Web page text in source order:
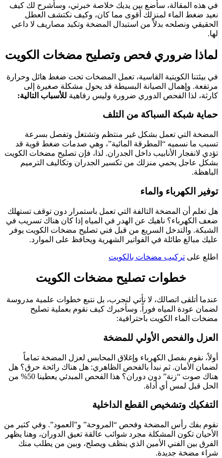
في هذه المقالة، سأضع بين يديك خلاصة خبرتي، وسأشرح لك كيف
نعيد ضغط الماء لمنزلك أقوى مما كان، وكيف نكتشف العطل
الحقيقي ونصلحه بدلاً من استبدال المضخة وتكبد مصاريف لا داعي
لها.
لماذا ضروري فحص وتصليح مضخات الكويت
في بيئتنا الكويتية القاسية، تعمل المضخات تحت ضغط هائل وحرارة
مرتفعة. وإهمال الصيانة البسيطة قد يحول مشكلة صغيرة إلى
كارثة، لذا الفحص الدوري ضرورة وليس رفاهية للأسباب التالية:
حماية شبكة السباكة من التلف
المضخة التي تعمل بشكل غير منتظم وتشتغل وتفصل بسرعة
تسبب ما نسميه “المطرقة المائية”، وهي صدمات ضغط قوية قد
تؤدي لانفجار الأنابيب داخل الجدران. لذا، فإن تصليح مضخات الكويت
بشكل عاجل يحمي منزلك من تكسير الجدران وتكاليف الترميم
الباهظة.
توفير الكهرباء والماء
هل تعلم أن المضخة التالفة التي تعمل باستمرار دون توقف تستهلك
ضعف الكهرباء؟ ناهيك عن الهدر في المياه إذا كان هناك تسريب في
الشبكة. والتدخل السريع من قبل فني تصليح مضخات الكويت يوفر
عليك مبالغ طائلة في الفواتير الشهرية ويحافظ على الموارد.
اطلع على تركيب مضخات بالكويت
خطوات تصليح مضخات الكويت
عندما أتلقى اتصالك، لا نأتي لنجرب، بل نتبع خطوات علمية مدروسة
لضمان عودة المياه فوراً. وسأخبرك كيف نقوم بعملية تصليح
مضخات الماء الكويت باحترافية:
العزل والفحص الأولي للمضخة
أولاً، نقوم بفصل الكهرباء وإغلاق المحابس لعزل المضخة تماماً
لضمان الأمان. ثم نبدأ بالفحص الظاهري: هل هناك رائحة حرق؟ هل
هناك صوت “زنة” دون دوران؟ هذا الفحص المبدئي يعطينا 50% من
الحل قبل لمس أي أداة.
التفكيك وتشخيص القطع الداخلية
نقوم بفك رأس المضخة وفحص “المروحة” و”العمود”. وفي كثير من
الأحيان تكون المشكلة مجرد شوائب عالقة تعيق الدوران، وهنا يظهر
الفرق بين الفني الأمين الذي ينظف ويصلح، وبين من يطلب منك
شراء مضخة جديدة.